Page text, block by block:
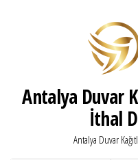
Antalya Duvar
İthal
Antalya Duvar